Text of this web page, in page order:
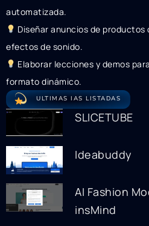
automatizada.
Diseñar anuncios de
efectos de sonido.
Elaborar lecciones y demos
formato dinámico.
ULTIMAS IAS LISTADAS
SLICETUBE
Ideabuddy
AI Fashion
insMind